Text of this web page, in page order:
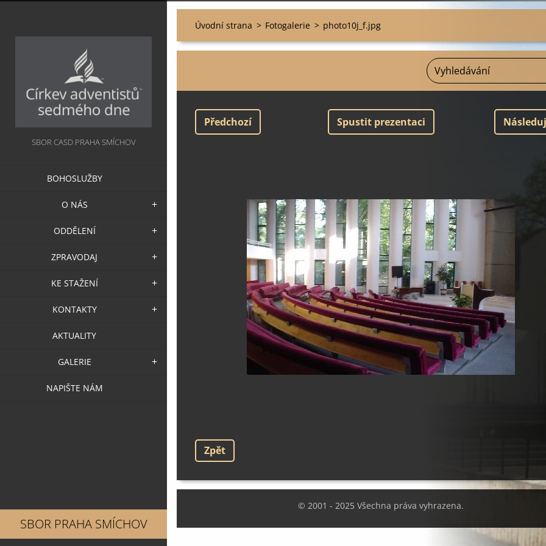
SBOR CASD PRAHA SMÍCHOV
BOHOSLUŽBY
O NÁS
ODDĚLENÍ
ZPRAVODAJ
KE STAŽENÍ
KONTAKTY
AKTUALITY
GALERIE
NAPIŠTE NÁM
SBOR PRAHA SMÍCHOV
Úvodní strana > Fotogalerie > photo10j_f.jpg
Předchozí Spustit prezentaci
Zpět
© 2001 - 2025 Všechna práva vyhrazena.